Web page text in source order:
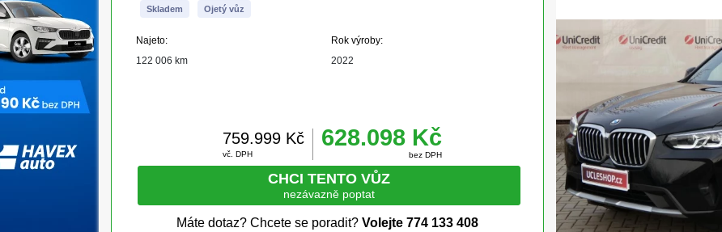
Skladem Ojetý vůz
Najeto:
122 006 km
Rok výroby:
2022
759.999 Kč
vč. DPH
628.098 Kč
bez DPH
CHCI TENTO VŮZ
nezávazně poptat
Máte dotaz? Chcete se poradit? Volejte 774 133 408